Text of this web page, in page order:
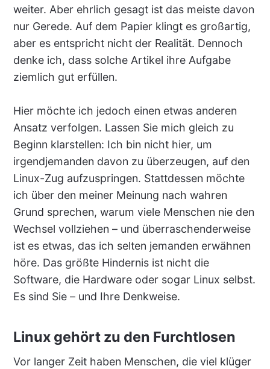
weiter. Aber ehrlich gesagt ist das meiste davon
nur Gerede. Auf dem Papier klingt es großartig,
aber es entspricht nicht der Realität. Dennoch
denke ich, dass solche Artikel ihre Aufgabe
ziemlich gut erfüllen.
Hier möchte ich jedoch einen etwas anderen
Ansatz verfolgen. Lassen Sie mich gleich zu
Beginn klarstellen: Ich bin nicht hier, um
irgendjemanden davon zu überzeugen, auf den
Linux-Zug aufzuspringen. Stattdessen möchte
ich über den meiner Meinung nach wahren
Grund sprechen, warum viele Menschen nie den
Wechsel vollziehen – und überraschenderweise
ist es etwas, das ich selten jemanden erwähnen
höre. Das größte Hindernis ist nicht die
Software, die Hardware oder sogar Linux selbst.
Es sind Sie – und Ihre Denkweise.
Linux gehört zu den Furchtlosen
Vor langer Zeit haben Menschen, die viel klüger